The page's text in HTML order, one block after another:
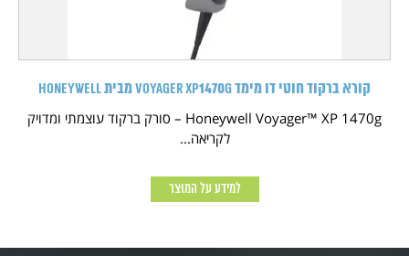
קורא ברקוד חוטי דו מימד Voyager XP1470g מבית HONEYWELL
Honeywell Voyager™ XP 1470g – סורק ברקוד עוצמתי ומדויק
לקריאה...
למידע על המוצר